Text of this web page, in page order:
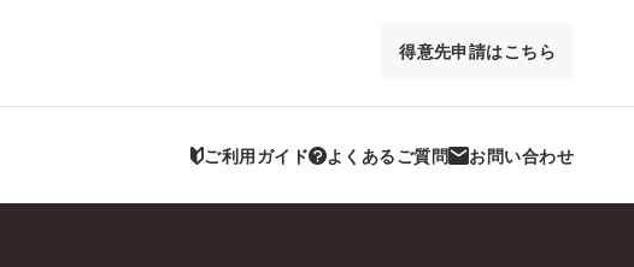
得意先申請はこちら
ご利用ガイド よくあるご質問 お問い合わせ